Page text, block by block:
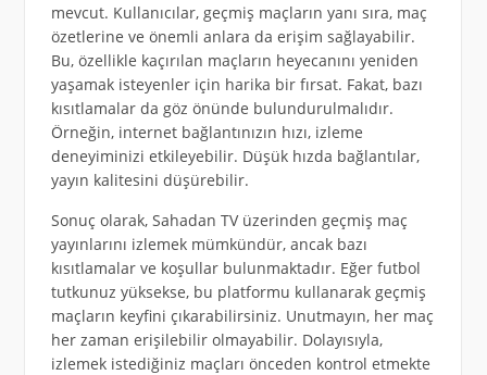
mevcut. Kullanıcılar, geçmiş maçların yanı sıra, maç
özetlerine ve önemli anlara da erişim sağlayabilir.
Bu, özellikle kaçırılan maçların heyecanını yeniden
yaşamak isteyenler için harika bir fırsat. Fakat, bazı
kısıtlamalar da göz önünde bulundurulmalıdır.
Örneğin, internet bağlantınızın hızı, izleme
deneyiminizi etkileyebilir. Düşük hızda bağlantılar,
yayın kalitesini düşürebilir.
Sonuç olarak, Sahadan TV üzerinden geçmiş maç
yayınlarını izlemek mümkündür, ancak bazı
kısıtlamalar ve koşullar bulunmaktadır. Eğer futbol
tutkunuz yüksekse, bu platformu kullanarak geçmiş
maçların keyfini çıkarabilirsiniz. Unutmayın, her maç
her zaman erişilebilir olmayabilir. Dolayısıyla,
izlemek istediğiniz maçları önceden kontrol etmekte